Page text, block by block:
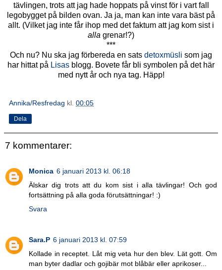
tävlingen, trots att jag hade hoppats på vinst för i vart fall
legobygget på bilden ovan. Ja ja, man kan inte vara bäst på
allt. (Vilket jag inte får ihop med det faktum att jag kom sist i
alla grenar!?)
***
Och nu? Nu ska jag förbereda en sats detoxmüsli som jag
har hittat på Lisas blogg. Bovete får bli symbolen på det här
med nytt år och nya tag. Häpp!
Annika/Resfredag kl. 00:05
Dela
7 kommentarer:
Monica 6 januari 2013 kl. 06:18
Älskar dig trots att du kom sist i alla tävlingar! Och god
fortsättning på alla goda förutsättningar! :)
Svara
Sara.P 6 januari 2013 kl. 07:59
Kollade in receptet. Låt mig veta hur den blev. Lät gott. Om
man byter dadlar och gojibär mot blåbär eller aprikoser...